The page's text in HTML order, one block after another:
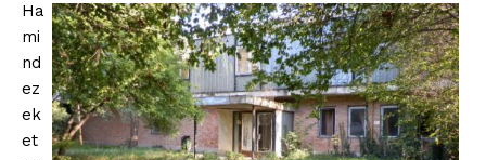
Ha
mi
nd
ez
ek
et